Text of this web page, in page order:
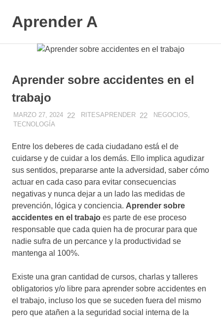
contenido
Aprender A
aprendizaje
Aprender sobre accidentes en el
trabajo
MARZO 27, 2024 RITESAPRENDER NEGOCIOS
TECNOLOGÍA
Entre los deberes de cada ciudadano está el de
cuidarse y de cuidar a los demás. Ello implica agudizar
sus sentidos, prepararse ante la adversidad, saber cómo
actuar en cada caso para evitar consecuencias
negativas y nunca dejar a un lado las medidas de
prevención, lógica y conciencia. Aprender sobre
accidentes en el trabajo es parte de ese proceso
responsable que cada quien ha de procurar para que
nadie sufra de un percance y la productividad se
mantenga al 100%.
Existe una gran cantidad de cursos, charlas y talleres
obligatorios y/o libre para aprender sobre accidentes en
el trabajo, incluso los que se suceden fuera del mismo
pero que atañen a la seguridad social interna de la